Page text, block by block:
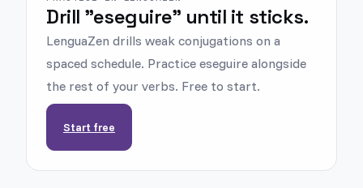
Drill "eseguire" until it sticks.
LenguaZen drills weak conjugations on a
spaced schedule. Practice eseguire alongside
the rest of your verbs. Free to start.
Start free